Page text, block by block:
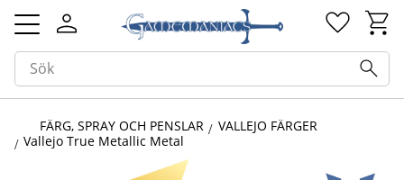
Meny
FÄRG, SPRAY OCH PENSLAR
VALLEJO FÄRGER
Vallejo True Metallic Metal